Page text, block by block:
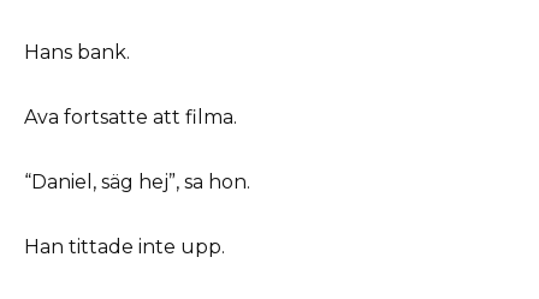
Hans bank.
Ava fortsatte att filma.
“Daniel, säg hej”, sa hon.
Han tittade inte upp.